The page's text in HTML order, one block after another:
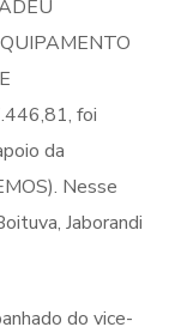
foi
da
Nesse
Jaborandi
do vice-